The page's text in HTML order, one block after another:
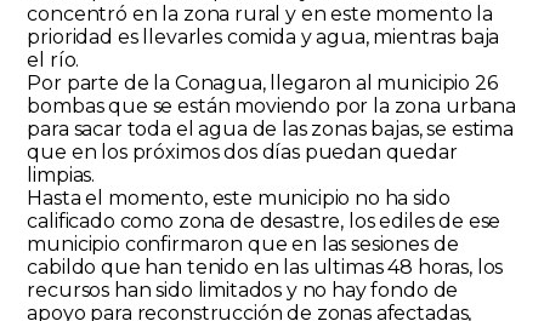
concentró en la zona rural y en este momento la
prioridad es llevarles comida y agua, mientras baja
el río.
Por parte de la Conagua, llegaron al municipio 26
bombas que se están moviendo por la zona urbana
para sacar toda el agua de las zonas bajas, se estima
que en los próximos dos días puedan quedar
limpias.
Hasta el momento, este municipio no ha sido
calificado como zona de desastre, los ediles de ese
municipio confirmaron que en las sesiones de
cabildo que han tenido en las ultimas 48 horas, los
recursos han sido limitados y no hay fondo de
apoyo para reconstrucción de zonas afectadas,